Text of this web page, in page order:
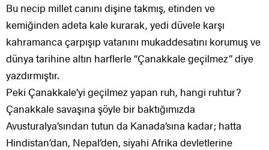
Bu necip millet canını dişine takmış, etinden ve
kemiğinden adeta kale kurarak, yedi düvele karşı
kahramanca çarpışıp vatanını mukaddesatını korumuş ve
dünya tarihine altın harflerle “Çanakkale geçilmez” diye
yazdırmıştır.
Peki Çanakkale’yi geçilmez yapan ruh, hangi ruhtur?
Çanakkale savaşına şöyle bir baktığımızda
Avusturalya’sından tutun da Kanada’sına kadar; hatta
Hindistan’dan, Nepal’den, siyahi Afrika devletlerine